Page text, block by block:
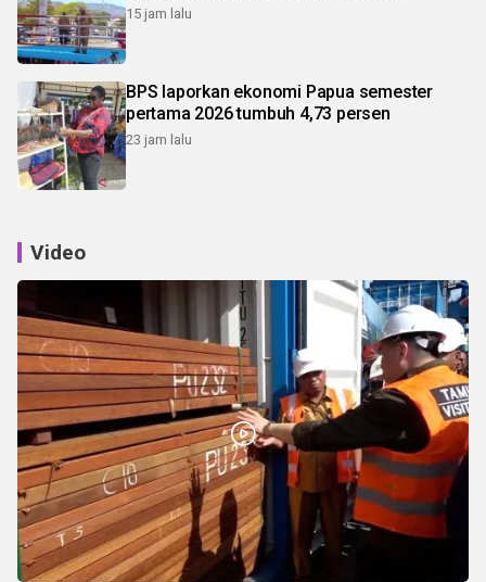
15 jam lalu
BPS laporkan ekonomi Papua semester
pertama 2026 tumbuh 4,73 persen
23 jam lalu
Video